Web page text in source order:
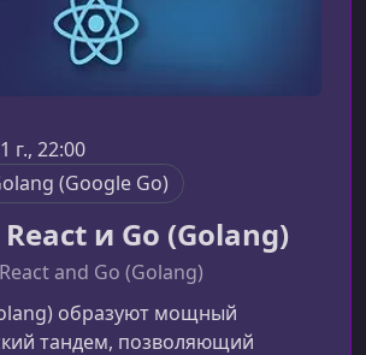
г., 22:00
(Google Go)
и Go (Golang)
and Go (Golang)
образуют мощный
тандем, позволяющий